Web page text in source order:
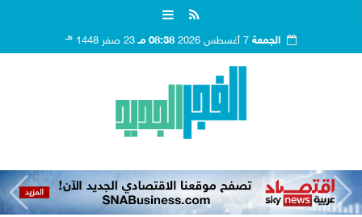
الجمعة 08:38 مـ 23 صفر 1448 هـ